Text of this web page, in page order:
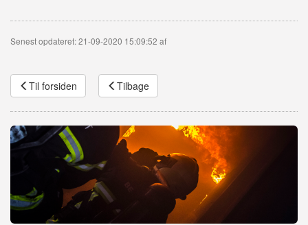
Senest opdateret: 21-09-2020 15:09:52 af
Til forsiden Tilbage